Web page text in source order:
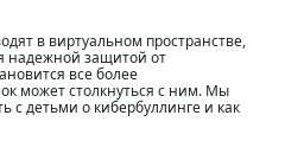
в виртуальном пространстве,
надежной защитой от
все более
может столкнуться с ним. Мы
с детьми о кибербуллинге и как